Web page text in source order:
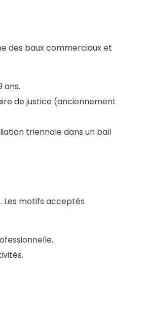
des baux commerciaux et
ans.
de justice (anciennement
triennale dans un bail
Les motifs acceptés